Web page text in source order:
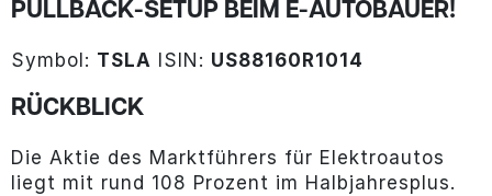
PULLBACK-SETUP BEIM E-AUTOBAUER!
Symbol: TSLA ISIN: US88160R1014
RÜCKBLICK
Die Aktie des Marktführers für Elektroautos
liegt mit rund 108 Prozent im Halbjahresplus.